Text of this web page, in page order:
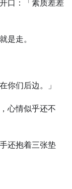
口：「素质差差
是走。
你们后边。」
心情似乎还不
还抱着三张垫